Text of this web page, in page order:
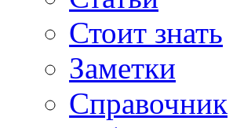
Стоит знать
Заметки
Справочник